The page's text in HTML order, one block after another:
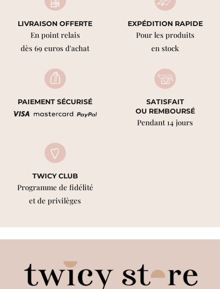
LIVRAISON OFFERTE
En point relais
dès 69 euros d'achat
EXPÉDITION RAPIDE
Pour les produits
en stock
PAIEMENT SÉCURISÉ
SATISFAIT
OU REMBOURSÉ
Pendant 14 jours
TWICY CLUB
Programme de fidélité
et de privilèges